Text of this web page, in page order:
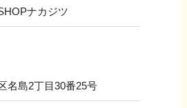
ナカジツ
名島2丁目30番25号